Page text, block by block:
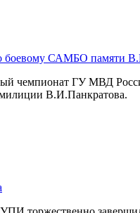
боевому САМБО памяти
чемпионат ГУ МВД
В.И.Панкратова.